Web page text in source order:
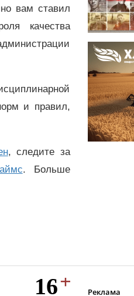
вам ставил
качества
и правил,
, следите за
. Больше
Реклама